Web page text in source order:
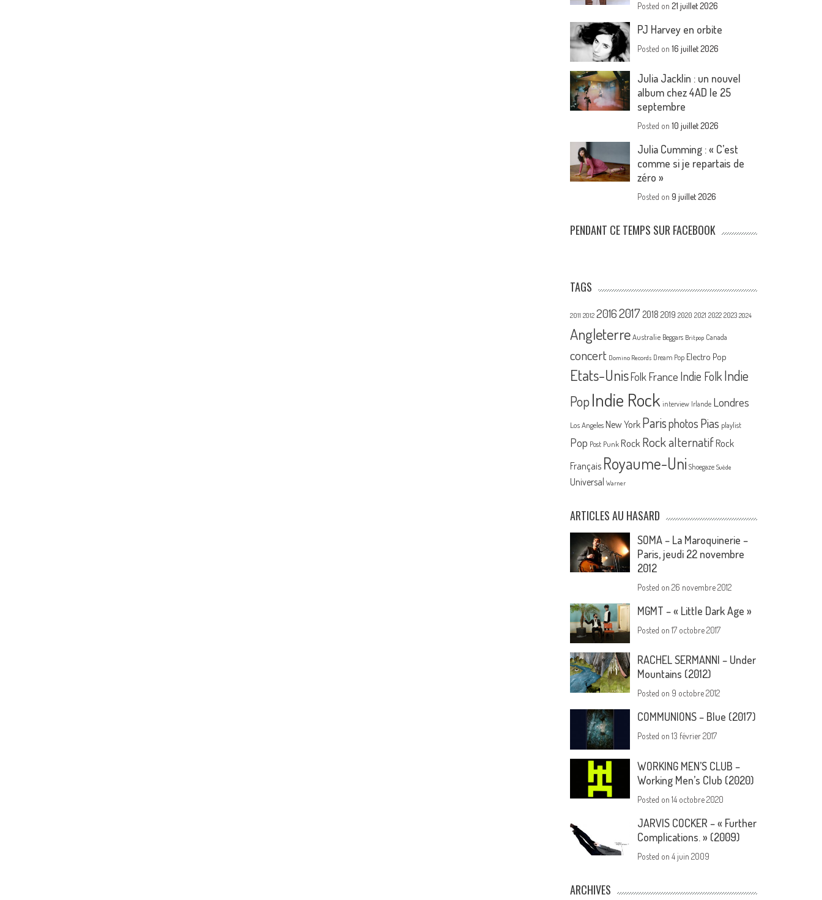
Posted on21 juillet 2026
PJ Harvey en orbite
Posted on16 juillet 2026
Julia Jacklin : un nouvel
album chez 4AD le 25
septembre
Posted on10 juillet 2026
Julia Cumming : « C’est
comme si je repartais de
zéro »
Posted on9 juillet 2026
PENDANT CE TEMPS SUR FACEBOOK
TAGS
2011 2012 20162017 2018 2019 2020 2021 2022 2023 2024
Angleterre Australie Beggars Britpop Canada
concert Domino Records Dream Pop Electro Pop
Etats-UnisFolk France Indie FolkIndie
PopIndie Rock interview Irlande Londres
Los Angeles New York Parisphotos Pias playlist
Pop Post Punk Rock Rock alternatif Rock
Français Royaume-Uni Shoegaze Suède
Universal Warner
ARTICLES AU HASARD
SOMA – La Maroquinerie –
Paris, jeudi 22 novembre
2012
Posted on26 novembre 2012
MGMT – « Little Dark Age »
Posted on17 octobre 2017
RACHEL SERMANNI – Under
Mountains (2012)
Posted on 9 octobre 2012
COMMUNIONS – Blue (2017)
Posted on13 février 2017
WORKING MEN’S CLUB –
Working Men’s Club (2020)
Posted on14 octobre 2020
JARVIS COCKER – « Further
Complications. » (2009)
Posted on4 juin 2009
ARCHIVES